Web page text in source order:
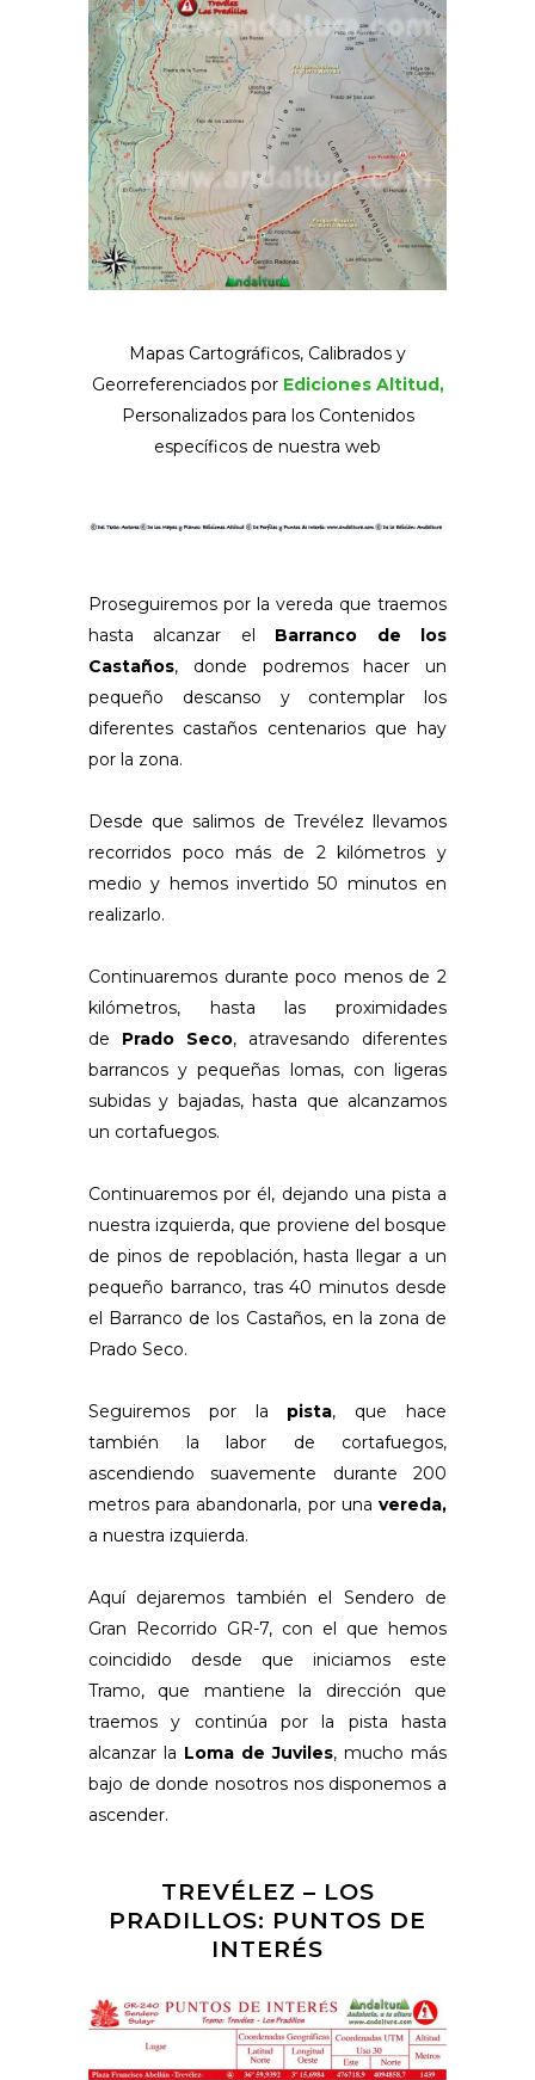
Mapas Cartográficos, Calibrados y
Georreferenciados por Ediciones Altitud,
Personalizados para los Contenidos
específicos de nuestra web
Proseguiremos por la vereda que traemos
hasta alcanzar el Barranco de los
Castaños, donde podremos hacer un
pequeño descanso y contemplar los
diferentes castaños centenarios que hay
por la zona.
Desde que salimos de Trevélez llevamos
recorridos poco más de 2 kilómetros y
medio y hemos invertido 50 minutos en
realizarlo.
Continuaremos durante poco menos de 2
kilómetros, hasta las proximidades
de Prado Seco, atravesando diferentes
barrancos y pequeñas lomas, con ligeras
subidas y bajadas, hasta que alcanzamos
un cortafuegos.
Continuaremos por él, dejando una pista a
nuestra izquierda, que proviene del bosque
de pinos de repoblación, hasta llegar a un
pequeño barranco, tras 40 minutos desde
el Barranco de los Castaños, en la zona de
Prado Seco.
Seguiremos por la pista, que hace
también la labor de cortafuegos,
ascendiendo suavemente durante 200
metros para abandonarla, por una vereda,
a nuestra izquierda.
Aquí dejaremos también el Sendero de
Gran Recorrido GR-7, con el que hemos
coincidido desde que iniciamos este
Tramo, que mantiene la dirección que
traemos y continúa por la pista hasta
alcanzar la Loma de Juviles, mucho más
bajo de donde nosotros nos disponemos a
ascender.
TREVÉLEZ – LOS
PRADILLOS: PUNTOS DE
INTERÉS